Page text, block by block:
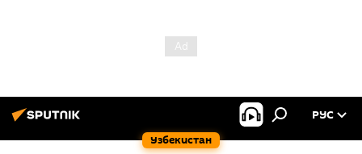
Узбекистан
РУС